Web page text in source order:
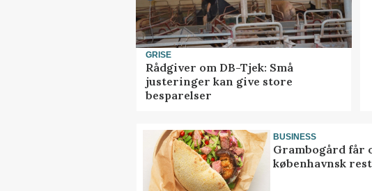
GRISE
Rådgiver om DB-Tjek: Små
justeringer kan give store
besparelser
BUSINESS
Grambogård får
københavnsk